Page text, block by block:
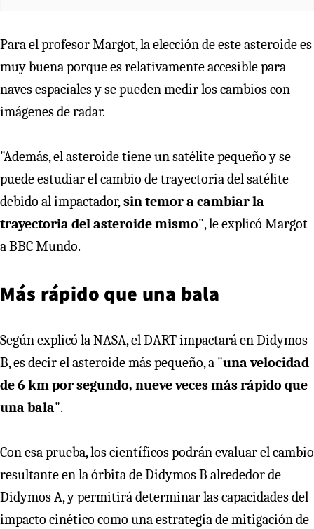
Para el profesor Margot, la elección de este asteroide es
muy buena porque es relativamente accesible para
naves espaciales y se pueden medir los cambios con
imágenes de radar.
"Además, el asteroide tiene un satélite pequeño y se
puede estudiar el cambio de trayectoria del satélite
debido al impactador,sin temor a cambiar la
trayectoria del asteroide mismo", le explicó Margot
a BBC Mundo.
Más rápido que una bala
Según explicó la NASA, el DART impactará en Didymos
B, es decir el asteroide más pequeño, a "una velocidad
de 6 km por segundo, nueve veces más rápido que
una bala".
Con esa prueba, los científicos podrán evaluar el cambio
resultante en la órbita de Didymos B alrededor de
Didymos A, y permitirá determinar las capacidades del
impacto cinético como una estrategia de mitigación de